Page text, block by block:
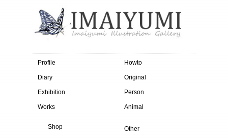
Profile
Diary
Exhibition
Works
Howto
Original
Person
Animal
Other
Shop